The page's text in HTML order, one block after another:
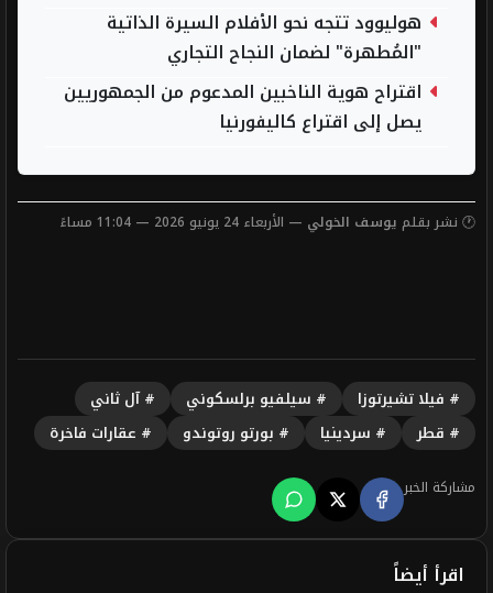
هوليوود تتجه نحو الأفلام السيرة الذاتية
"المُطهرة" لضمان النجاح التجاري
اقتراح هوية الناخبين المدعوم من الجمهوريين
يصل إلى اقتراع كاليفورنيا
🕐 نشر بقلم يوسف الخولي — الأربعاء 24 يونيو 2026 — 11:04 مساءً
# فيلا تشيرتوزا # سيلفيو برلسكوني
# آل ثاني
# قطر
# سردينيا # بورتو روتوندو # عقارات فاخرة
مشاركة الخبر
اقرأ أيضاً